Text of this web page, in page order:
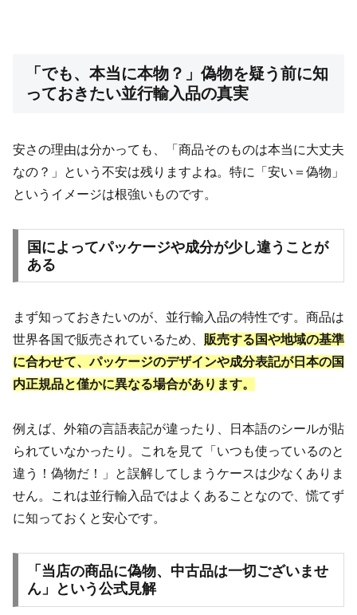
「でも、本当に本物？」偽物を疑う前に知
っておきたい並行輸入品の真実
安さの理由は分かっても、「商品そのものは本当に大丈夫
なの？」という不安は残りますよね。特に「安い＝偽物」
というイメージは根強いものです。
国によってパッケージや成分が少し違うことが
ある
まず知っておきたいのが、並行輸入品の特性です。商品は
世界各国で販売されているため、 販売する国や地域の基準
に合わせて、パッケージのデザインや成分表記が日本の国
内正規品と僅かに異なる場合があります。
例えば、外箱の言語表記が違ったり、日本語のシールが貼
られていなかったり。これを見て「いつも使っているのと
違う！偽物だ！」と誤解してしまうケースは少なくありま
せん。これは並行輸入品ではよくあることなので、慌てず
に知っておくと安心です。
「当店の商品に偽物、中古品は一切ございませ
ん」という公式見解